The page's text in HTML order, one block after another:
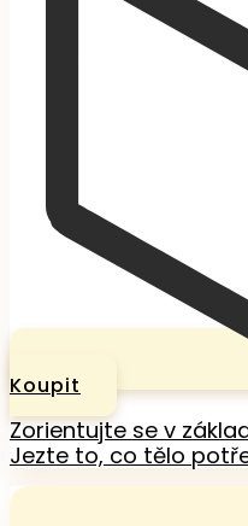
Koupit
Zorientujte se v
Jezte to, co tělo